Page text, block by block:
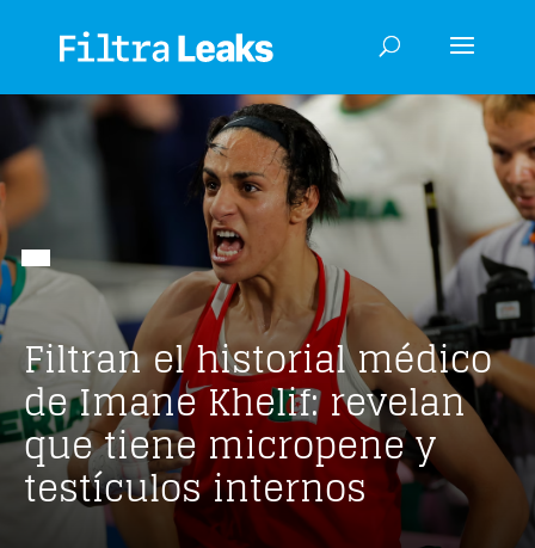
Filtran el historial médico
de Imane Khelif: revelan
que tiene micropene y
testículos internos